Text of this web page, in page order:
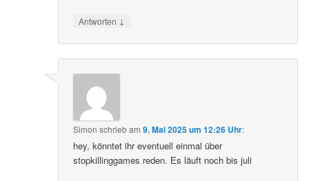
Antworten ↓
Simon schriebam9. Mai 2025 um 12:26 Uhr:
hey, könntet ihr eventuell einmal über
stopkillinggames reden. Es läuft noch bis juli